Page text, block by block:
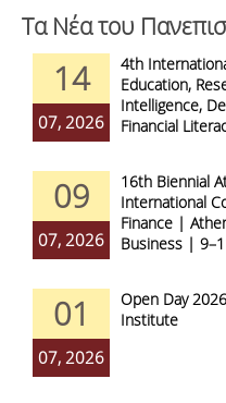
Τα Νέα του
14
07, 2026
4th
Education,
Intelligence,
Financial
09
07, 2026
16th Biennial
International
Finance |
Business |
01
07, 2026
Open Day
Institute